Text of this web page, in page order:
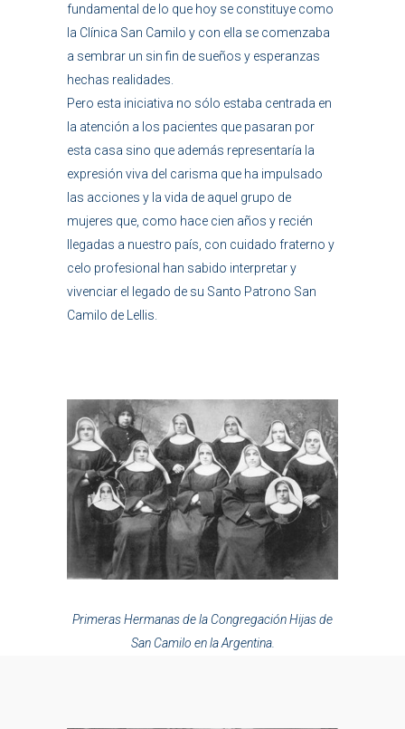
fundamental de lo que hoy se constituye como
la Clínica San Camilo y con ella se comenzaba
a sembrar un sin fin de sueños y esperanzas
hechas realidades.
Pero esta iniciativa no sólo estaba centrada en
la atención a los pacientes que pasaran por
esta casa sino que además representaría la
expresión viva del carisma que ha impulsado
las acciones y la vida de aquel grupo de
mujeres que, como hace cien años y recién
llegadas a nuestro país, con cuidado fraterno y
celo profesional han sabido interpretar y
vivenciar el legado de su Santo Patrono San
Camilo de Lellis.
Primeras Hermanas de la Congregación Hijas de
San Camilo en la Argentina.